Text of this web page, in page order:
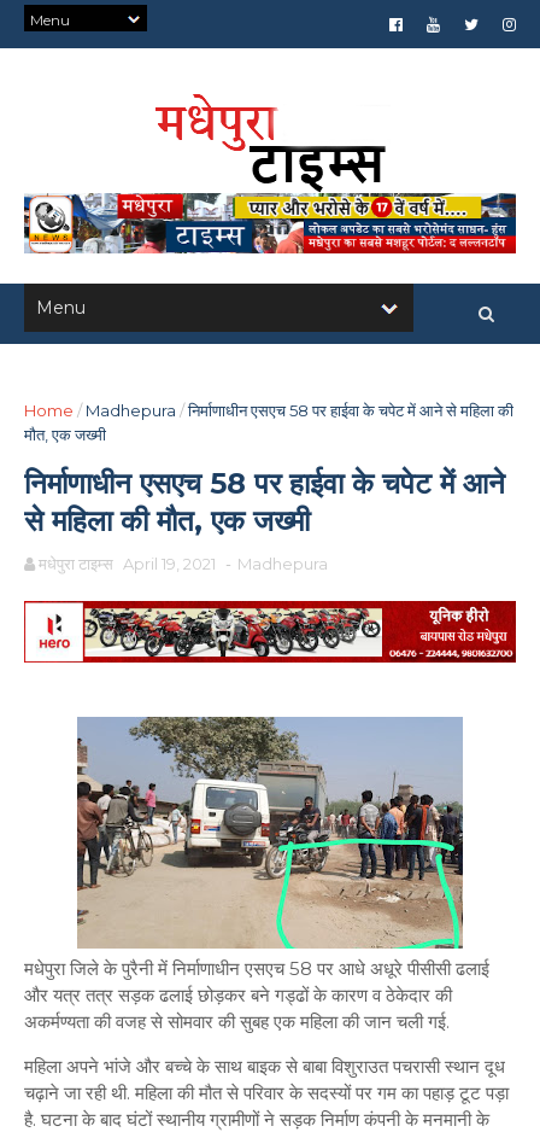
Home / Madhepura /निर्माणाधीन एसएच 58 पर हाईवा के चपेट में आने से महिला की
मौत, एक जख्मी
निर्माणाधीन एसएच 58 पर हाईवा के चपेट में आने
से महिला की मौत, एक जख्मी
मधेपुरा टाइम्स April 19, 2021 - Madhepura
मधेपुरा जिले के पुरैनी में निर्माणाधीन एसएच 58 पर आधे अधूरे पीसीसी ढलाई
और यत्र तत्र सड़क ढलाई छोड़कर बने गड्ढों के कारण व ठेकेदार की
अकर्मण्यता की वजह से सोमवार की सुबह एक महिला की जान चली गई.
महिला अपने भांजे और बच्चे के साथ बाइक से बाबा विशुराउत पचरासी स्थान दूध
चढ़ाने जा रही थी. महिला की मौत से परिवार के सदस्यों पर गम का पहाड़ टूट पड़ा
है. घटना के बाद घंटों स्थानीय ग्रामीणों ने सड़क निर्माण कंपनी के मनमानी के